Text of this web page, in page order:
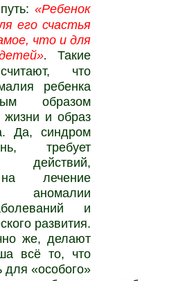
«Ребенок
его счастья
что и для
.Такие
что
ребенка
образом
жизни и образ
Да, синдром
требует
лечение
аномалии
и
развития.
же, делают
всё то, что
для «особого»